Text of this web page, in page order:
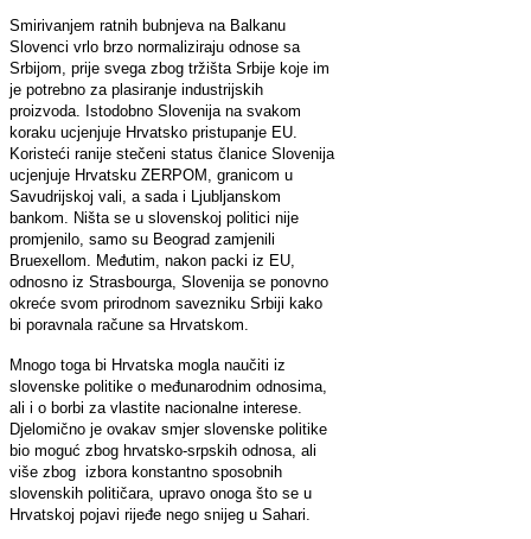
Smirivanjem ratnih bubnjeva na Balkanu
Slovenci vrlo brzo normaliziraju odnose sa
Srbijom, prije svega zbog tržišta Srbije koje im
je potrebno za plasiranje industrijskih
proizvoda. Istodobno Slovenija na svakom
koraku ucjenjuje Hrvatsko pristupanje EU.
Koristeći ranije stečeni status članice Slovenija
ucjenjuje Hrvatsku ZERPOM, granicom u
Savudrijskoj vali, a sada i Ljubljanskom
bankom. Ništa se u slovenskoj politici nije
promjenilo, samo su Beograd zamjenili
Bruexellom. Međutim, nakon packi iz EU,
odnosno iz Strasbourga, Slovenija se ponovno
okreće svom prirodnom savezniku Srbiji kako
bi poravnala račune sa Hrvatskom.
Mnogo toga bi Hrvatska mogla naučiti iz
slovenske politike o međunarodnim odnosima,
ali i o borbi za vlastite nacionalne interese.
Djelomično je ovakav smjer slovenske politike
bio moguć zbog hrvatsko-srpskih odnosa, ali
više zbog izbora konstantno sposobnih
slovenskih političara, upravo onoga što se u
Hrvatskoj pojavi rijeđe nego snijeg u Sahari.